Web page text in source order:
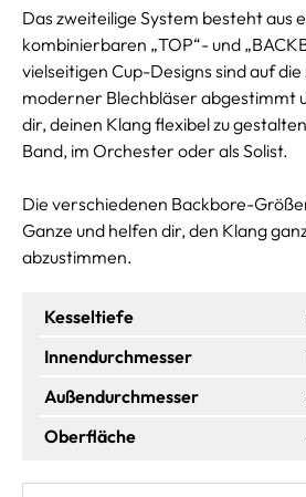
Das zweiteilige System besteht aus
kombinierbaren „TOP“- und
vielseitigen Cup-Designs sind auf
moderner Blechbläser abgestimmt
dir, deinen Klang flexibel zu
Band, im Orchester oder als Solist.
Die verschiedenen Backbore-
Ganze und helfen dir, den Klang
abzustimmen.
Kesseltiefe
Innendurchmesser
Außendurchmesser
Oberfläche